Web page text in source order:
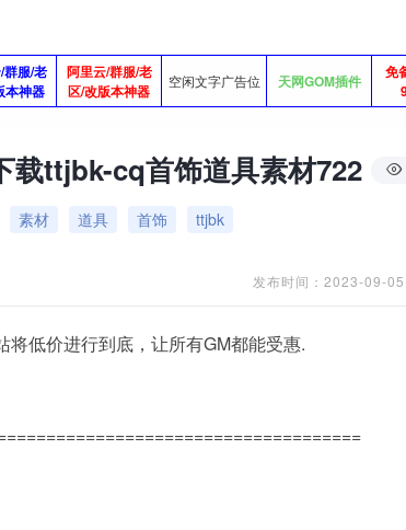
群服/老
本神器
阿里云/群服/老
区/改版本神器
空闲文字广告位 天网GOM插件
免
载ttjbk-cq首饰道具素材722
素材 道具 首饰 ttjbk
发布时间：2023-09-05
低价进行到底，让所有GM都能受惠.